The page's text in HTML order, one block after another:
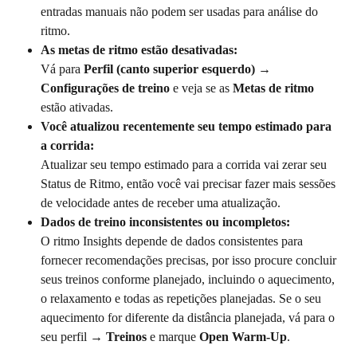
entradas manuais não podem ser usadas para análise do
ritmo.
As metas de ritmo estão desativadas:
Vá para Perfil (canto superior esquerdo) →
Configurações de treino e veja se as Metas de ritmo
estão ativadas.
Você atualizou recentemente seu tempo estimado para
a corrida:
Atualizar seu tempo estimado para a corrida vai zerar seu
Status de Ritmo, então você vai precisar fazer mais sessões
de velocidade antes de receber uma atualização.
Dados de treino inconsistentes ou incompletos:
O ritmo Insights depende de dados consistentes para
fornecer recomendações precisas, por isso procure concluir
seus treinos conforme planejado, incluindo o aquecimento,
o relaxamento e todas as repetições planejadas. Se o seu
aquecimento for diferente da distância planejada, vá para o
seu perfil → Treinos e marque Open Warm-Up.